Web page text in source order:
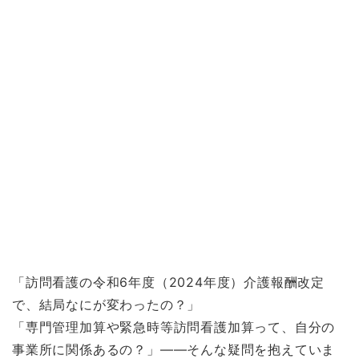
「訪問看護の令和6年度（2024年度）介護報酬改定
で、結局なにが変わったの？」
「専門管理加算や緊急時等訪問看護加算って、自分の
事業所に関係あるの？」——そんな疑問を抱えていま